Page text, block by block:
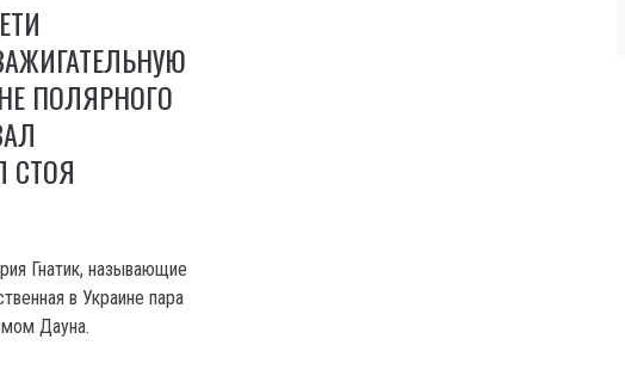
ПОЛЯРНОГО
СТОЯ
Гнатик, называющие
в Украине пара
Дауна.